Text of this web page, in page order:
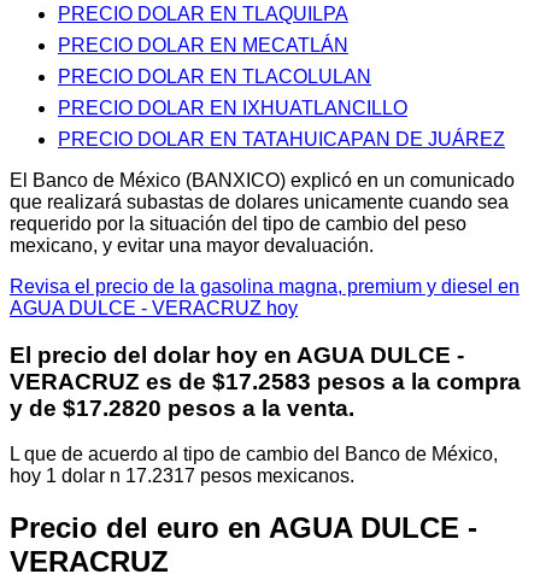
PRECIO DOLAR EN TLAQUILPA
PRECIO DOLAR EN MECATLÁN
PRECIO DOLAR EN TLACOLULAN
PRECIO DOLAR EN IXHUATLANCILLO
PRECIO DOLAR EN TATAHUICAPAN DE JUÁREZ
El Banco de México (BANXICO) explicó en un comunicado
que realizará subastas de dolares unicamente cuando sea
requerido por la situación del tipo de cambio del peso
mexicano, y evitar una mayor devaluación.
Revisa el precio de la gasolina magna, premium y diesel en
AGUA DULCE - VERACRUZ hoy
El precio del dolar hoy en AGUA DULCE -
VERACRUZ es de $17.2583 pesos a la compra
y de $17.2820 pesos a la venta.
L que de acuerdo al tipo de cambio del Banco de México,
hoy 1 dolar n 17.2317 pesos mexicanos.
Precio del euro en AGUA DULCE -
VERACRUZ